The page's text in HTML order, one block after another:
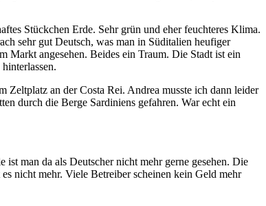
Stückchen Erde. Sehr grün und eher feuchteres Klima.
sehr gut Deutsch, was man in Süditalien heufiger
Markt angesehen. Beides ein Traum. Die Stadt ist ein
Zeltplatz an der Costa Rei. Andrea musste ich dann leider
durch die Berge Sardiniens gefahren. War echt ein
man da als Deutscher nicht mehr gerne gesehen. Die
nicht mehr. Viele Betreiber scheinen kein Geld mehr